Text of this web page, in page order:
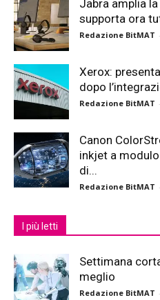
Jabra amplia
supporta ora
Redazione BitMAT -
Xerox:
dopo
Redazione BitMAT -
Canon
inkjet a
di...
Redazione BitMAT -
I più letti
Settimana
meglio
Redazione BitMAT -